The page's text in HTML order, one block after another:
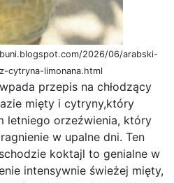
2026/06/arabski-
cytryna-limonana.html
przepis na chłodzący
mięty i cytryny,który
letniego orzeźwienia, który
w upalne dni. Ten
koktajl to genialne w
intensywnie świeżej mięty,